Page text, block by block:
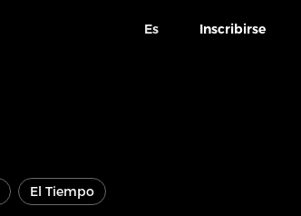
Es Inscribirse
El Tiempo